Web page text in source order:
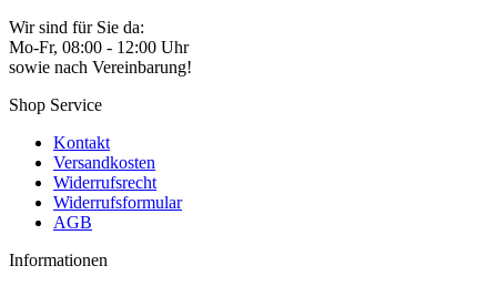
Wir sind für Sie da:
Mo-Fr, 08:00 - 12:00 Uhr
sowie nach Vereinbarung!
Shop Service
Kontakt
Versandkosten
Widerrufsrecht
Widerrufsformular
AGB
Informationen